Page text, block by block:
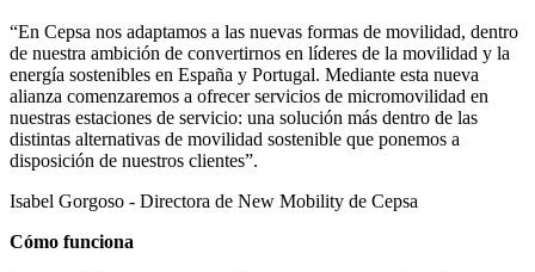
“En Cepsa nos adaptamos a las nuevas formas de movilidad, dentro
de nuestra ambición de convertirnos en líderes de la movilidad y la
energía sostenibles en España y Portugal. Mediante esta nueva
alianza comenzaremos a ofrecer servicios de micromovilidad en
nuestras estaciones de servicio: una solución más dentro de las
distintas alternativas de movilidad sostenible que ponemos a
disposición de nuestros clientes”.
Isabel Gorgoso - Directora de New Mobility de Cepsa
Cómo funciona